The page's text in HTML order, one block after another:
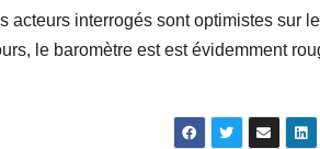
acteurs interrogés sont optimistes sur
le baromètre est est évidemment